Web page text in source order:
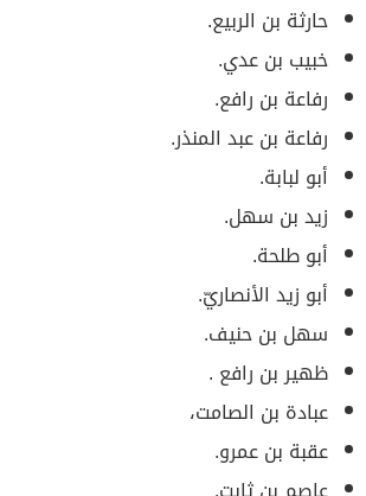
حارثة بن الربيع.
خبيب بن عدي.
رفاعة بن رافع.
رفاعة بن عبد المنذر.
أبو لبابة.
زيد بن سهل.
أبو طلحة.
أبو زيد الأنصاريّ.
سهل بن حنيف.
ظهير بن رافع .
عبادة بن الصامت،
عقبة بن عمرو.